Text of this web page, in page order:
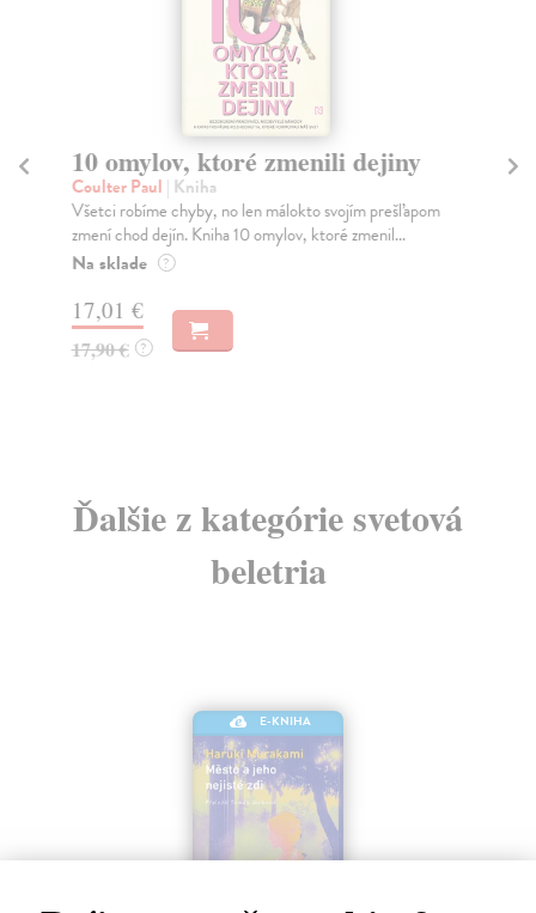
10 omylov, ktoré zmenili dejiny
Coulter Paul | Kniha
Všetci robíme chyby, no len málokto svojím prešľapom
zmení chod dejín. Kniha 10 omylov, ktoré zmenil...
Na sklade ?
17,01 €
17,90 € ?
Ďalšie z kategórie svetová
beletria
E-KNIHA